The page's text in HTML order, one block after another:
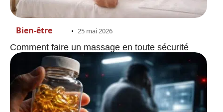
Bien-être 25 mai 2026
Comment faire un massage en toute sécurité